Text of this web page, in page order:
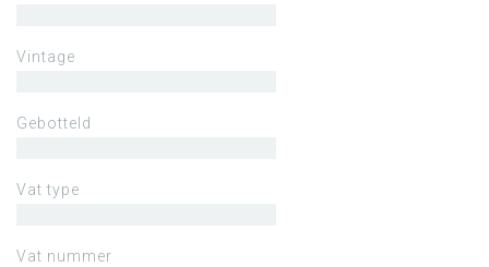
Vintage
Gebotteld
Vat type
Vat nummer